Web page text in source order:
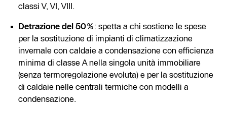
classi V, VI, VIII.
Detrazione del 50% : spetta a chi sostiene le spese
per la sostituzione di impianti di climatizzazione
invernale con caldaie a condensazione con efficienza
minima di classe A nella singola unità immobiliare
(senza termoregolazione evoluta) e per la sostituzione
di caldaie nelle centrali termiche con modelli a
condensazione.